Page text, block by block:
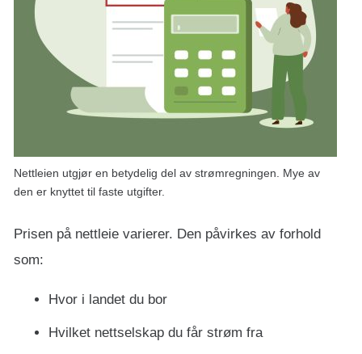
Nettleien utgjør en betydelig del av strømregningen. Mye av
den er knyttet til faste utgifter.
Prisen på nettleie varierer. Den påvirkes av forhold
som:
Hvor i landet du bor
Hvilket nettselskap du får strøm fra